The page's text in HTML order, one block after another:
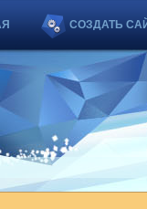
СОЗДАТЬ